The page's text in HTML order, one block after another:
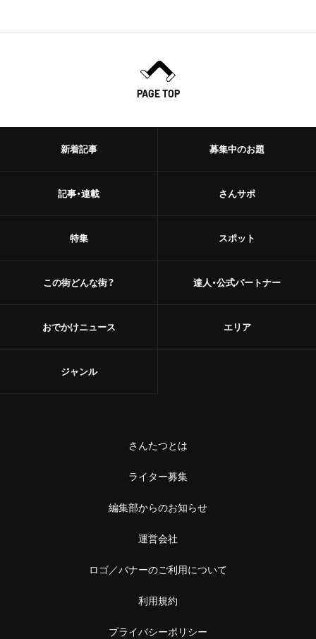
PAGE TOP
新着記事
記事・連載
特集
この街どんな街？
おでかけニュース
募集中のお題
さんサポ
スポット
達人・公式パートナー
エリア
ジャンル
さんたつとは
ライター募集
編集部からのお知らせ
運営会社
ロゴ／バナーのご利用について
利用規約
プライバシーポリシー